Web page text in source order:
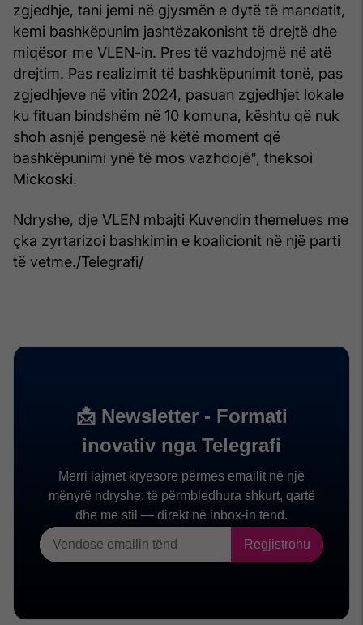
zgjedhje, tani jemi në gjysmën e dytë të mandatit,
kemi bashkëpunim jashtëzakonisht të drejtë dhe
miqësor me VLEN-in. Pres të vazhdojmë në atë
drejtim. Pas realizimit të bashkëpunimit tonë, pas
zgjedhjeve në vitin 2024, pasuan zgjedhjet lokale
ku fituan bindshëm në 10 komuna, kështu që nuk
shoh asnjë pengesë në këtë moment që
bashkëpunimi ynë të mos vazhdojë", theksoi
Mickoski.
Ndryshe, dje VLEN mbajti Kuvendin themelues me
çka zyrtarizoi bashkimin e koalicionit në një parti
të vetme./Telegrafi/